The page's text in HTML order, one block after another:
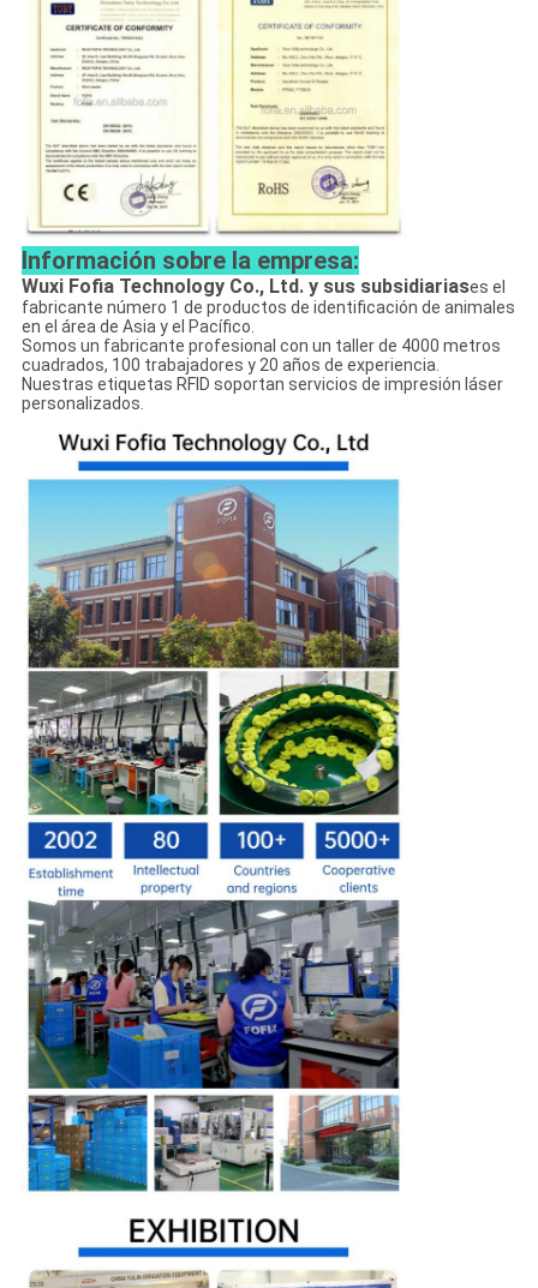
Información sobre la empresa:
Wuxi Fofia Technology Co., Ltd. y sus subsidiariases el
fabricante número 1 de productos de identificación de animales
en el área de Asia y el Pacífico.
Somos un fabricante profesional con un taller de 4000 metros
cuadrados, 100 trabajadores y 20 años de experiencia.
Nuestras etiquetas RFID soportan servicios de impresión láser
personalizados.